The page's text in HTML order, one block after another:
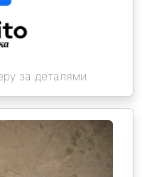
за деталями